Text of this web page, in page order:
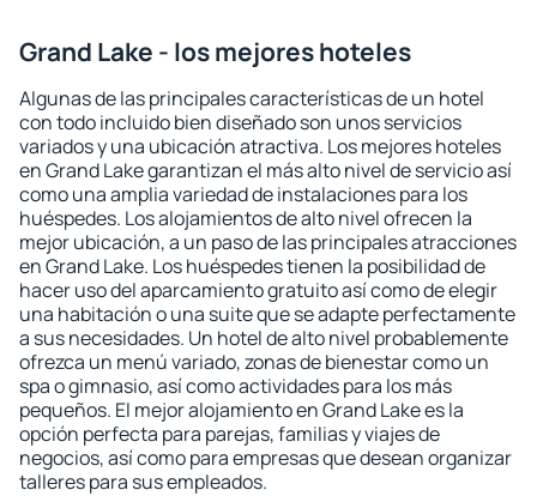
Grand Lake - los mejores hoteles
Algunas de las principales características de un hotel
con todo incluido bien diseñado son unos servicios
variados y una ubicación atractiva. Los mejores hoteles
en Grand Lake garantizan el más alto nivel de servicio así
como una amplia variedad de instalaciones para los
huéspedes. Los alojamientos de alto nivel ofrecen la
mejor ubicación, a un paso de las principales atracciones
en Grand Lake. Los huéspedes tienen la posibilidad de
hacer uso del aparcamiento gratuito así como de elegir
una habitación o una suite que se adapte perfectamente
a sus necesidades. Un hotel de alto nivel probablemente
ofrezca un menú variado, zonas de bienestar como un
spa o gimnasio, así como actividades para los más
pequeños. El mejor alojamiento en Grand Lake es la
opción perfecta para parejas, familias y viajes de
negocios, así como para empresas que desean organizar
talleres para sus empleados.